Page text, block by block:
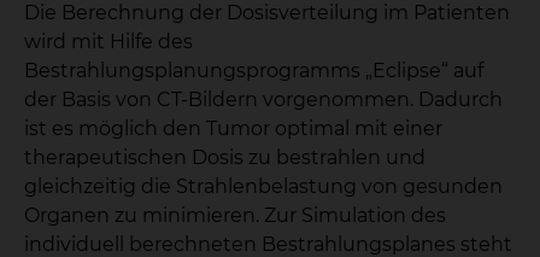
Die Berechnung der Dosisverteilung im Patienten
wird mit Hilfe des
Bestrahlungsplanungsprogramms „Eclipse“ auf
der Basis von CT-Bildern vorgenommen. Dadurch
ist es möglich den Tumor optimal mit einer
therapeutischen Dosis zu bestrahlen und
gleichzeitig die Strahlenbelastung von gesunden
Organen zu minimieren. Zur Simulation des
individuell berechneten Bestrahlungsplanes steht